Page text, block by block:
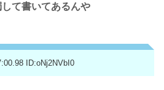
て書いてあるんや
ID:oNj2NVbI0